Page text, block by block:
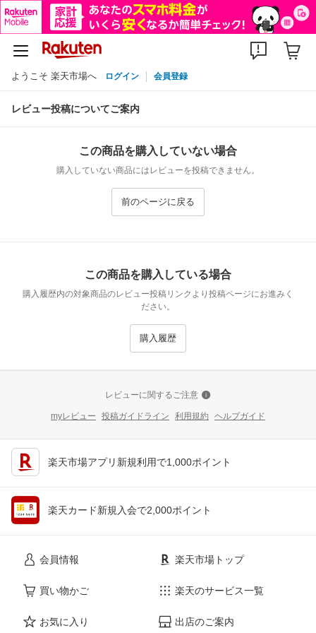
ようこそ 楽天市場へ ログイン 会員登録
レビュー投稿についてご案内
この商品を購入していない場合
購入していない商品にはレビューを投稿できません。
前のページに戻る
この商品を購入している場合
購入履歴内の対象商品のレビュー投稿リンクより投稿ページにお進みく
ださい。
購入履歴
レビューに関するご注意
myレビュー 投稿ガイドライン 利用規約 ヘルプガイド
楽天市場アプリ新規利用で1,000ポイント
楽天カード新規入会で2,000ポイント
会員情報
買い物かご
お気に入り
楽天市場トップ
楽天のサービス一覧
出店のご案内